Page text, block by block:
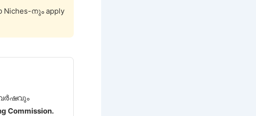
നും apply
Commission.